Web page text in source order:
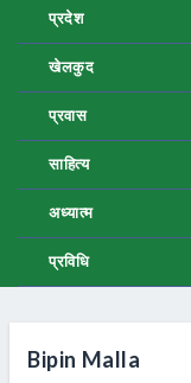
प्रदेश
खेलकुद
प्रवास
साहित्य
अध्यात्म
प्रविधि
Bipin Malla